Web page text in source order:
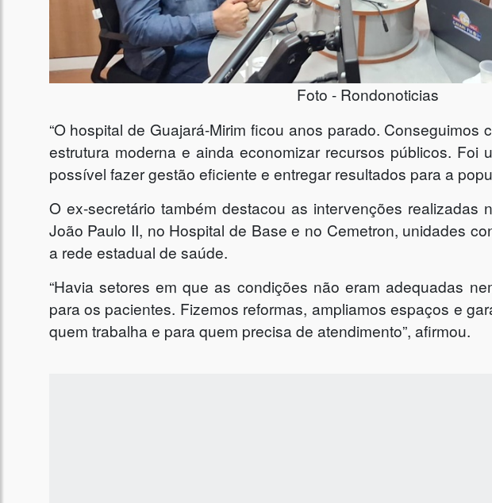
Foto - Rondonoticias
“O hospital de Guajará-Mirim ficou anos parado. Conseguimos
estrutura moderna e ainda economizar recursos públicos. Foi
possível fazer gestão eficiente e entregar resultados para a
O ex-secretário também destacou as intervenções realizadas
João Paulo II, no Hospital de Base e no Cemetron, unidades
a rede estadual de saúde.
“Havia setores em que as condições não eram adequadas
para os pacientes. Fizemos reformas, ampliamos espaços e
quem trabalha e para quem precisa de atendimento”, afirmou.